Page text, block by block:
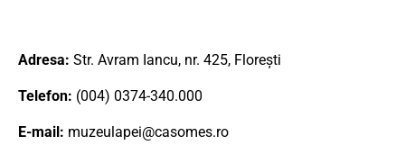
Adresa: Str. Avram Iancu, nr. 425, Floreşti
Telefon: (004) 0374-340.000
E-mail: muzeulapei@casomes.ro